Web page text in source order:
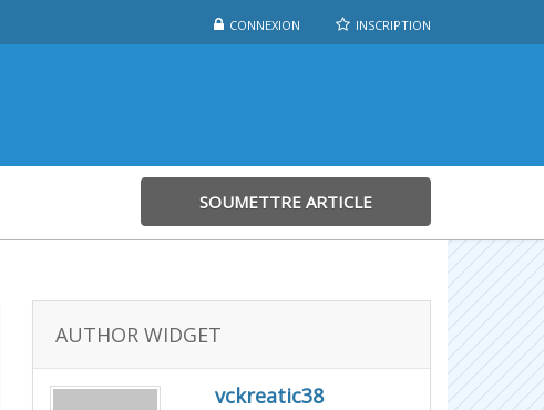
CONNEXION INSCRIPTION
SOUMETTRE ARTICLE
AUTHOR WIDGET
vckreatic38